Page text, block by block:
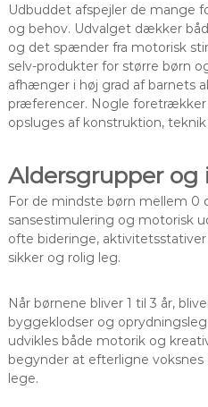
Udbuddet afspejler de mange
og behov. Udvalget dækker
og det spænder fra motorisk
selv-produkter for større børn
afhænger i høj grad af barnets
præferencer. Nogle foretrækker
opsluges af konstruktion,
Aldersgrupper og
For de mindste børn mellem 0
sansestimulering og motorisk
ofte bideringe,
sikker og rolig leg.
Når børnene bliver 1 til 3 år,
byggeklodser og
udvikles både motorik og
begynder at efterligne
lege.